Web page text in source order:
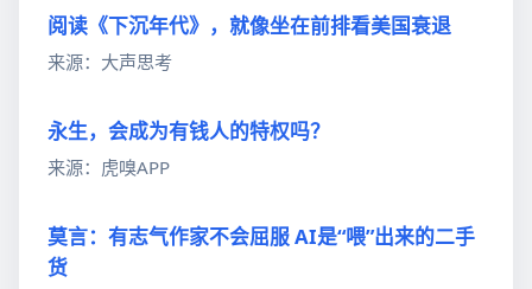
阅读《下沉年代》，就像坐在前排看美国衰退
来源：大声思考
永生，会成为有钱人的特权吗？
来源：虎嗅APP
莫言：有志气作家不会屈服 AI是“喂”出来的二手
货